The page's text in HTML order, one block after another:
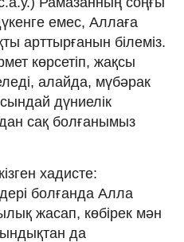
емес, Аллаға
арттырғанын білеміз.
көрсетіп, жақсы
алайда, мүбәрак
дүниелік
сақ болғанымыз
хадисте:
болғанда Алла
жасап, көбірек мән
да